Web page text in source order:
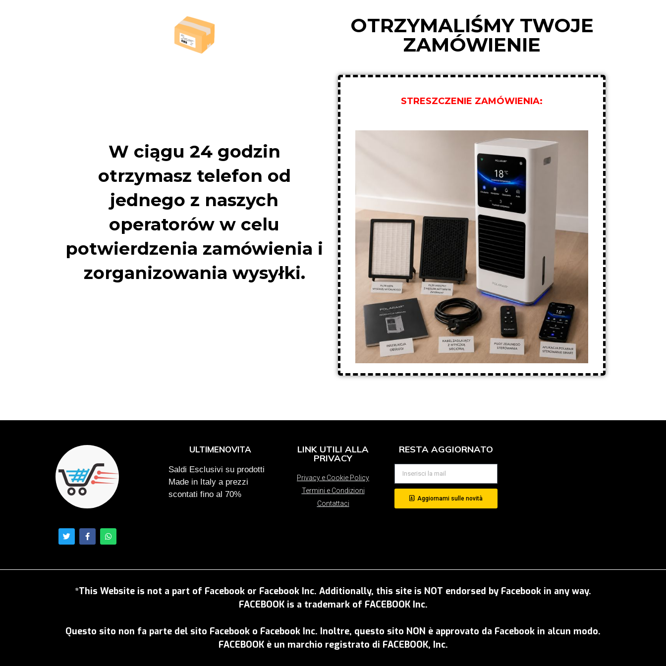
OTRZYMALIŚMY TWOJE
ZAMÓWIENIE
W ciągu 24 godzin
otrzymasz telefon od
jednego z naszych
operatorów w celu
potwierdzenia zamówienia i
zorganizowania wysyłki.
STRESZCZENIE ZAMÓWIENIA:
ULTIMENOVITA
Saldi Esclusivi su prodotti
Made in Italy a prezzi
scontati fino al 70%
LINK UTILI ALLA
PRIVACY
Privacy e Cookie Policy
Termini e Condizioni
Contattaci
RESTA AGGIORNATO
Aggiornami sulle novità
*This Website is not a part of Facebook or Facebook Inc. Additionally, this site is NOT endorsed by Facebook in any way.
FACEBOOK is a trademark of FACEBOOK Inc.
Questo sito non fa parte del sito Facebook o Facebook Inc. Inoltre, questo sito NON è approvato da Facebook in alcun modo.
FACEBOOK è un marchio registrato di FACEBOOK, Inc.